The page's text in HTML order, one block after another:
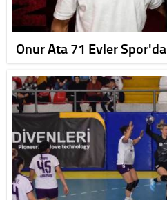
Onur Ata 71 Evler Spor'da